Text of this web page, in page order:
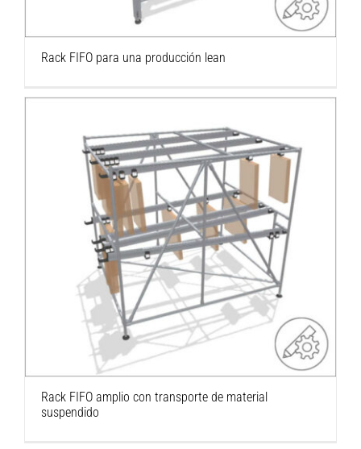
Rack FIFO para una producción lean
Rack FIFO amplio con transporte de material
suspendido
Rack FIFO amplio con transporte de material
suspendido